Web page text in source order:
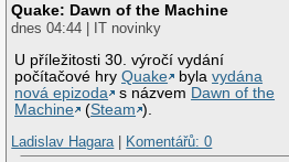
Quake: Dawn of the Machine
dnes 04:44 | IT novinky
U příležitosti 30. výročí vydání
počítačové hryQuake bylavydána
nová epizoda
s názvem Dawn of the
Machine
(Steam ).
Ladislav Hagara| Komentářů: 0